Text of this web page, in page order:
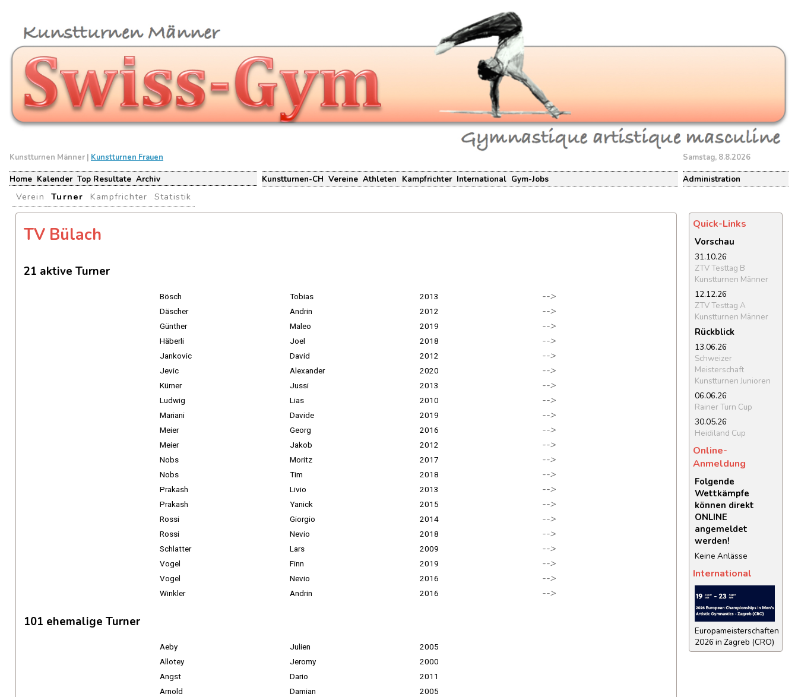
Kunstturnen Männer | Kunstturnen Frauen Samstag, 8.8.2026
Home Kalender Top Resultate Archiv Kunstturnen-CH Vereine Athleten Kampfrichter International Gym-Jobs Administration
Verein Turner Kampfrichter Statistik
TV Bülach
21 aktive Turner
Bösch Tobias 2013 -->
Däscher Andrin 2012 -->
Günther Maleo 2019 -->
Häberli Joel 2018 -->
Jankovic David 2012 -->
Jevic Alexander 2020 -->
Kürner Jussi 2013 -->
Ludwig Lias 2010 -->
Mariani Davide 2019 -->
Meier Georg 2016 -->
Meier Jakob 2012 -->
Nobs Moritz 2017 -->
Nobs Tim 2018 -->
Prakash Livio 2013 -->
Prakash Yanick 2015 -->
Rossi Giorgio 2014 -->
Rossi Nevio 2018 -->
Schlatter Lars 2009 -->
Vogel Finn 2019 -->
Vogel Nevio 2016 -->
Winkler Andrin 2016 -->
101 ehemalige Turner
Aeby Julien
2005
Allotey
Jeromy
2000
Angst
Dario
2011
Arnold
Damian
2005
Quick-Links
Vorschau
31.10.26
ZTV Testtag B
Kunstturnen Männer
12.12.26
ZTV Testtag A
Kunstturnen Männer
Rückblick
13.06.26
Schweizer
Meisterschaft
Kunstturnen Junioren
06.06.26
Rainer Turn Cup
30.05.26
Heidiland Cup
Online-
Anmeldung
Folgende
Wettkämpfe
können direkt
ONLINE
angemeldet
werden!
Keine Anlässe
International
Europameisterschaften
2026 in Zagreb (CRO)